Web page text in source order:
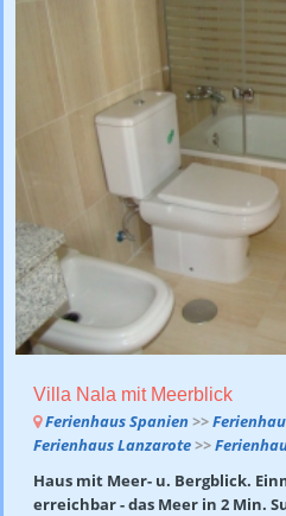
Villa Nala mit Meerblick
Ferienhaus Spanien >>
Ferienhaus Lanzarote>>
Haus mit Meer- u. Bergblick.
erreichbar - das Meer in 2 Min.